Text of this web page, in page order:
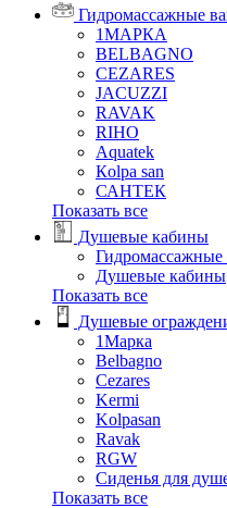
Гидромассажные
1МАРКА
BELBAGNO
CEZARES
JACUZZI
RAVAK
RIHO
Аquatek
Кolpa san
САНТЕК
Показать все
Душевые кабины
Душевые кабины
Показать все
Душевые
1Марка
Belbagno
Cezares
Kermi
Kolpasan
Ravak
RGW
Сиденья для
Показать все